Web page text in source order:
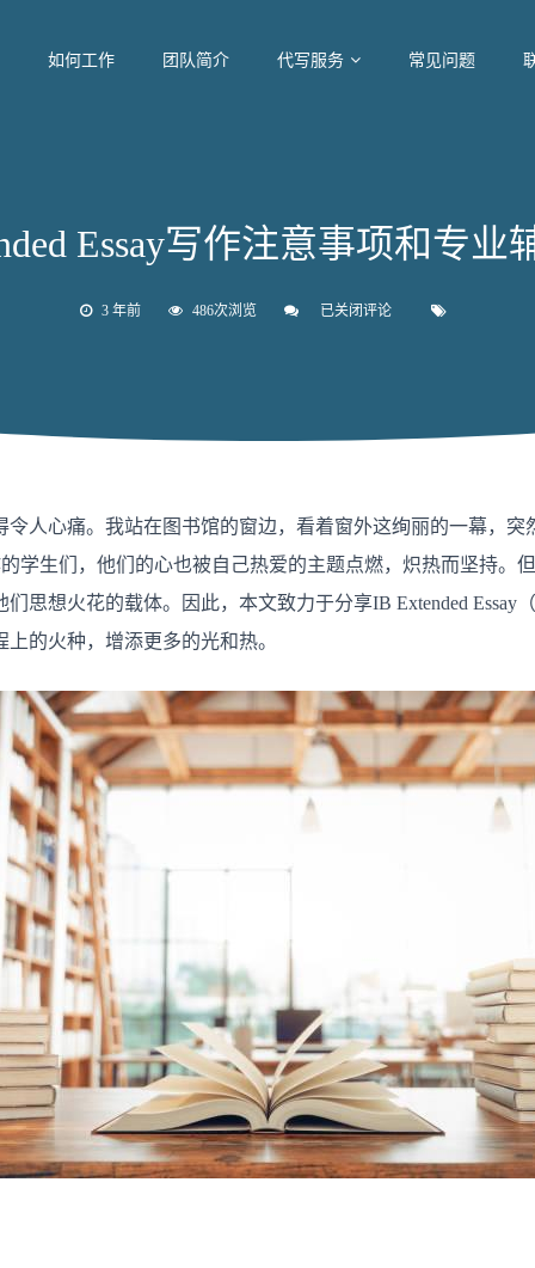
如何工作 团队简介 代写服务 常见问题
Essay写作注意事项和专业
3 年前 486次浏览
IB
专
业
辅
导
方
法
已关闭评论
人心痛。我站在图书馆的窗边，看着窗外这绚丽的一幕，
的学生们，他们的心也被自己热爱的主题点燃，炽热而坚持。
思想火花的载体。因此，本文致力于分享IB Extended Essay
的火种，增添更多的光和热。